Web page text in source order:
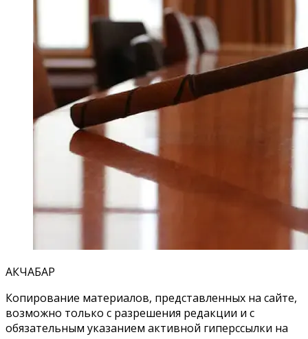
АКЧАБАР
Копирование материалов, представленных на сайте,
возможно только с разрешения редакции и с
обязательным указанием активной гиперссылки на